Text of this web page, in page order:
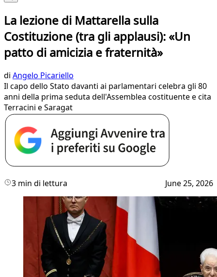
La lezione di Mattarella sulla
Costituzione (tra gli applausi): «Un
patto di amicizia e fraternità»
di Angelo Picariello
Il capo dello Stato davanti ai parlamentari celebra gli 80
anni della prima seduta dell'Assemblea costituente e cita
Terracini e Saragat
3 min di lettura June 25, 2026